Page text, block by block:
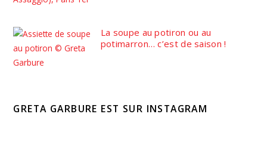
La soupe au potiron ou au
potimarron… c’est de saison !
GRETA GARBURE EST SUR INSTAGRAM